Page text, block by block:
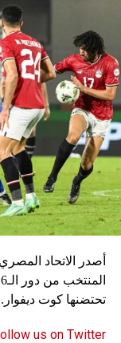
المهاجمان
سكاي نيوز
أصدر الاتحاد
تحتضنها كوت ديفوار.
us on Twitter